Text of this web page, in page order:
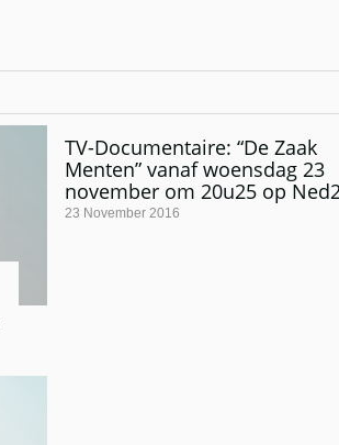
TV-Documentaire: “De Zaak
Menten” vanaf woensdag 23
november om 20u25 op
23 November 2016